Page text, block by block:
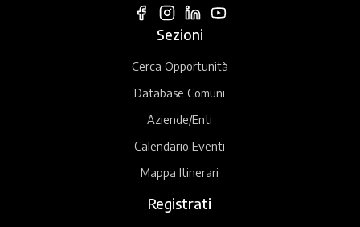
Sezioni
Cerca Opportunità
Database Comuni
Aziende/Enti
Calendario Eventi
Mappa Itinerari
Registrati